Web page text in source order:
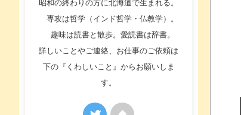
昭和の終わりの方に北海道で生まれる。
専攻は哲学（インド哲学・仏教学）。
趣味は読書と散歩。愛読書は辞書。
詳しいことやご連絡、お仕事のご依頼は
下の『くわしいこと』からお願いしま
す。